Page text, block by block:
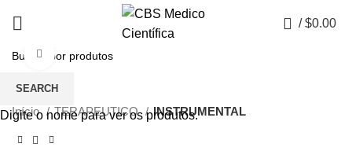
/ $0.00
Click to enlarge
Início TERAPEUTICO INSTRUMENTAL
SEARCH
Digite o nome para ver os produtos.